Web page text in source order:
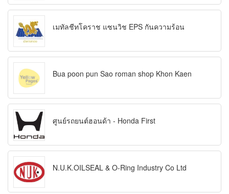
เมทัลชีทโคราช แซนวิช EPS กันความร้อน
Bua poon pun Sao roman shop Khon Kaen
ศูนย์รถยนต์ฮอนด้า - Honda First
N.U.K.OILSEAL & O-Ring Industry Co Ltd